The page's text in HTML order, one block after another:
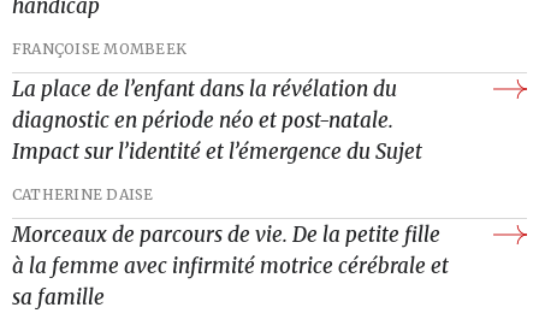
handicap
FRANÇOISE MOMBEEK
La place de l’enfant dans la révélation du
diagnostic en période néo et post-natale.
Impact sur l’identité et l’émergence du Sujet
CATHERINE DAISE
Morceaux de parcours de vie. De la petite fille
à la femme avec infirmité motrice cérébrale et
sa famille